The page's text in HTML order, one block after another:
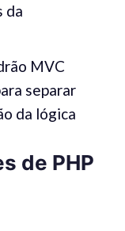
da
MVC
separar
da lógica
de PHP